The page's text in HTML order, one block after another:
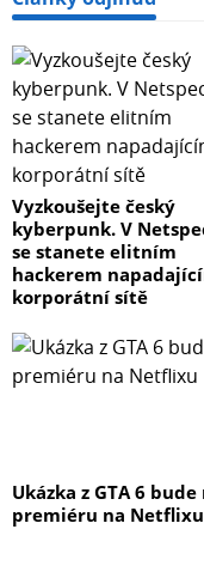
výbornou
reputaci v oblasti
S701/S501/S301
bohatých
zkušeností a vysoké
vysoce kvalitní a
modelu této řady,
zvuku“, jehož cílem
způsobem,
jakým skutečně zní.
s nekompromisní
a konče základní
Funkce Pure Direct
Po zapnutí funkce
putuje nejkratší
oddělovací
zesilovač a
dojde k naprosté
Vyzkoušejte český
kyberpunk. V
se stanete elitním
hackerem
korporátní sítě
Ukázka z GTA 6
premiéru na Netflixu